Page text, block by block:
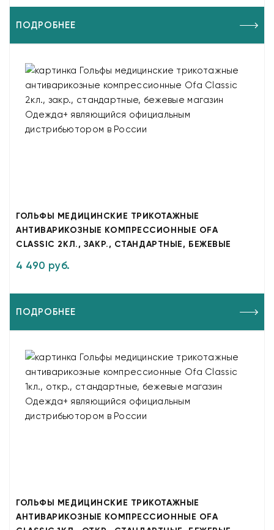
ПОДРОБНЕЕ
ГОЛЬФЫ МЕДИЦИНСКИЕ ТРИКОТАЖНЫЕ
АНТИВАРИКОЗНЫЕ КОМПРЕССИОННЫЕ OFA
CLASSIC 2КЛ., ЗАКР., СТАНДАРТНЫЕ, БЕЖЕВЫЕ
4 490 руб.
ПОДРОБНЕЕ
ГОЛЬФЫ МЕДИЦИНСКИЕ ТРИКОТАЖНЫЕ
АНТИВАРИКОЗНЫЕ КОМПРЕССИОННЫЕ OFA